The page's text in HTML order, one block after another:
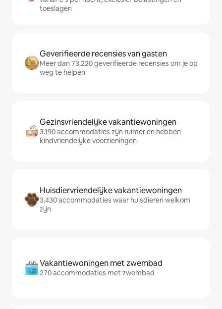
toeslagen
Geverifieerde recensies van gasten
Meer dan 73.220 geverifieerde recensies om je op
weg te helpen
Gezinsvriendelijke vakantiewoningen
3.190 accommodaties zijn ruimer en hebben
kindvriendelijke voorzieningen
Huisdiervriendelijke vakantiewoningen
3.430 accommodaties waar huisdieren welkom
zijn
Vakantiewoningen met zwembad
270 accommodaties met zwembad